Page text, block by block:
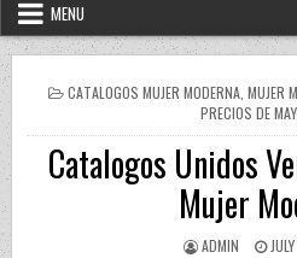
MENU
POSTED IN
CATALOGOS MUJER MODERNA, MUJER
PRECIOS DE
Catalogos Unidos
Mujer
AUTHOR:
ADMIN